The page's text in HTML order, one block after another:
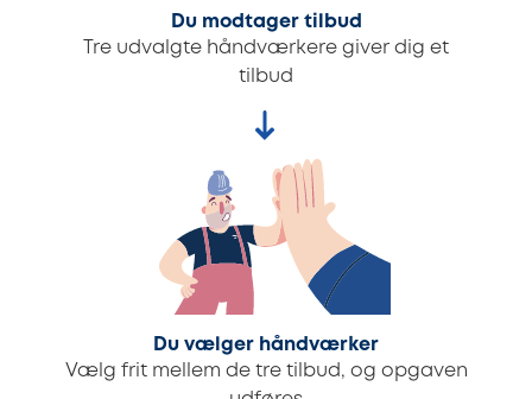
Du modtager tilbud
Tre udvalgte håndværkere giver dig et
tilbud
Du vælger håndværker
Vælg frit mellem de tre tilbud, og opgaven